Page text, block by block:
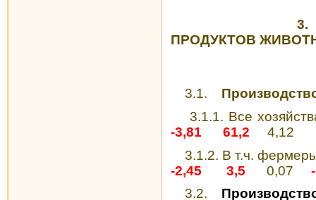
3.
ПРОДУКТОВ
3.1.
3.1.1. Все
-3,81
61,2
4,12
3.1.2. В т.ч.
-2,45
3,5 0,07
3.2.